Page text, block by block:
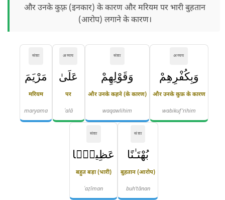
और उनके कुफ़्र (इनकार) के कारण और मरियम पर भारी बुहतान
(आरोप) लगाने के कारण।
अव्यय
وَبِكُفْرِهِمْ
और उनके कुफ्र के कारण
wabikuf'rihim
संज्ञा
وَقَوْلِهِمْ
और उनके कहने (के कारण)
waqawlihim
अव्यय
عَلَىٰ
पर
ʿalā
संज्ञा
مَرْيَمَ
मरियम
maryama
संज्ञा
بُهْتَـٰنًا
बुहतान (आरोप)
buh'tānan
संज्ञा
عَظِيمًۭا
बहुत बड़ा (भारी)
ʿaẓīman